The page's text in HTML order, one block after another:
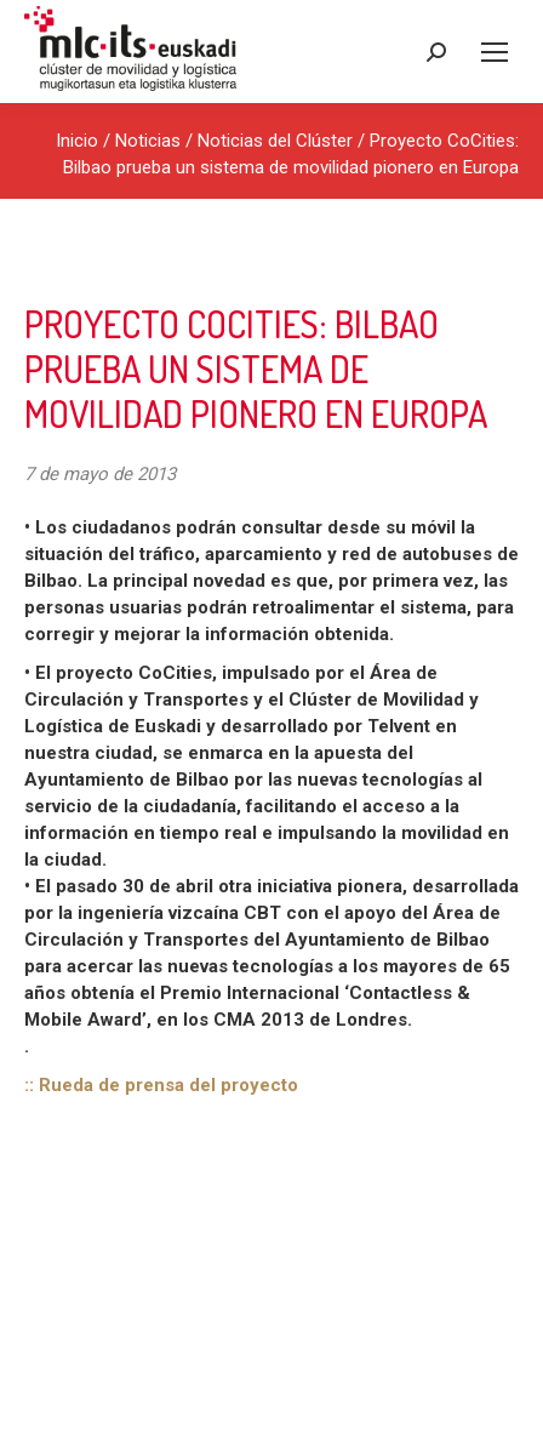
Buscar:
Inicio / Noticias / Noticias del Clúster / Proyecto CoCities:
Bilbao prueba un sistema de movilidad pionero en Europa
PROYECTO COCITIES: BILBAO
PRUEBA UN SISTEMA DE
MOVILIDAD PIONERO EN EUROPA
7 de mayo de 2013
• Los ciudadanos podrán consultar desde su móvil la
situación del tráfico, aparcamiento y red de autobuses de
Bilbao. La principal novedad es que, por primera vez, las
personas usuarias podrán retroalimentar el sistema, para
corregir y mejorar la información obtenida.
• El proyecto CoCities, impulsado por el Área de
Circulación y Transportes y el Clúster de Movilidad y
Logística de Euskadi y desarrollado por Telvent en
nuestra ciudad, se enmarca en la apuesta del
Ayuntamiento de Bilbao por las nuevas tecnologías al
servicio de la ciudadanía, facilitando el acceso a la
información en tiempo real e impulsando la movilidad en
la ciudad.
• El pasado 30 de abril otra iniciativa pionera, desarrollada
por la ingeniería vizcaína CBT con el apoyo del Área de
Circulación y Transportes del Ayuntamiento de Bilbao
para acercar las nuevas tecnologías a los mayores de 65
años obtenía el Premio Internacional ‘Contactless &
Mobile Award’, en los CMA 2013 de Londres.
.
:: Rueda de prensa del proyecto